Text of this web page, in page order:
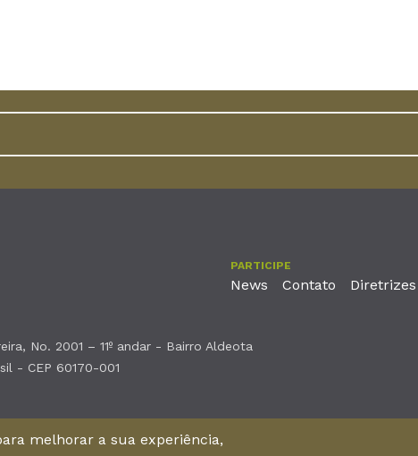
PARTICIPE
News Contato
No. 2001 – 11º andar - Bairro Aldeota
- CEP 60170-001
melhorar a sua experiência,